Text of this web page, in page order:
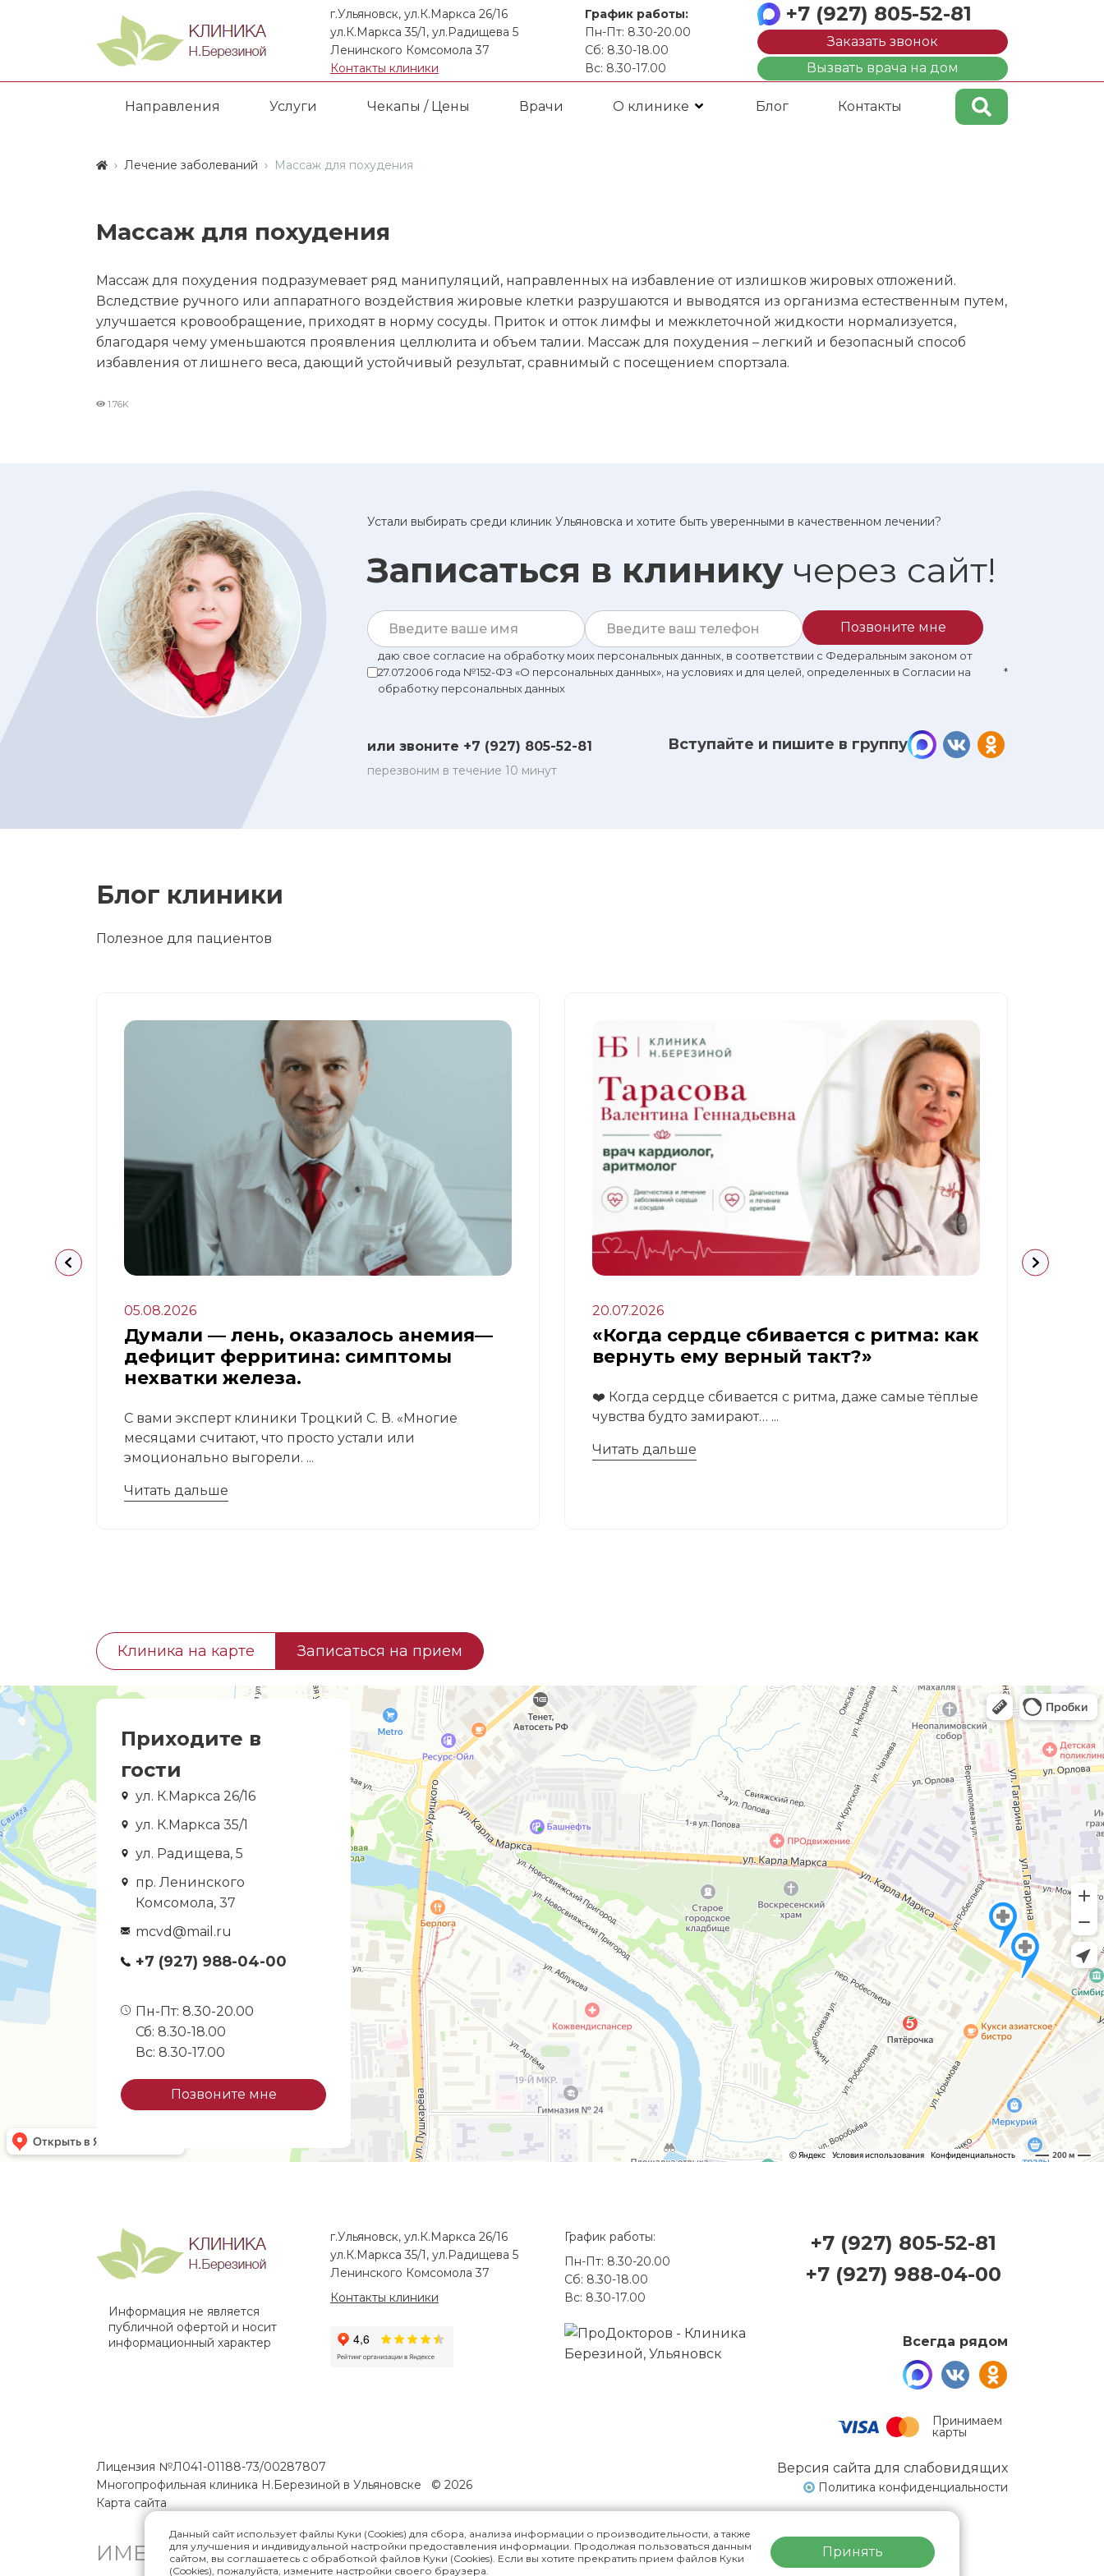
г.Ульяновск, ул.К.Маркса 26/16
ул.К.Маркса 35/1, ул.Радищева 5
Ленинского Комсомола 37
Контакты клиники
График работы:
Пн-Пт: 8.30-20.00
Сб: 8.30-18.00
Вс: 8.30-17.00
+7 (927) 805-52-81
Заказать звонок
Вызвать врача на дом
Направления Услуги Чекапы / Цены Врачи О клинике Блог Контакты
Лечение заболеваний Массаж для похудения
Массаж для похудения
Массаж для похудения подразумевает ряд манипуляций, направленных на избавление от излишков жировых отложений.
Вследствие ручного или аппаратного воздействия жировые клетки разрушаются и выводятся из организма естественным путем,
улучшается кровообращение, приходят в норму сосуды. Приток и отток лимфы и межклеточной жидкости нормализуется,
благодаря чему уменьшаются проявления целлюлита и объем талии. Массаж для похудения – легкий и безопасный способ
избавления от лишнего веса, дающий устойчивый результат, сравнимый с посещением спортзала.
1.76K
Устали выбирать среди клиник Ульяновска и хотите быть уверенными в качественном лечении?
Записаться в клинику через сайт!
даю свое согласие на обработку моих персональных данных, в соответствии с Федеральным законом от
27.07.2006 года №152-ФЗ «О персональных данных», на условиях и для целей, определенных в Согласии на
обработку персональных данных
*
Позвоните мне
или звоните +7 (927) 805-52-81
перезвоним в течение 10 минут
Вступайте и пишите в группу
Блог клиники
Полезное для пациентов
05.08.2026
Думали — лень, оказалось анемия—
дефицит ферритина: симптомы
нехватки железа.
С вами эксперт клиники Троцкий С. В. «Многие
месяцами считают, что просто устали или
эмоционально выгорели. ...
Читать дальше
20.07.2026
«Когда сердце сбивается с ритма: как
вернуть ему верный такт?»
❤️ Когда сердце сбивается с ритма, даже самые тёплые
чувства будто замирают… ...
Читать дальше
Клиника на карте Записаться на прием
Приходите в
гости
ул. К.Маркса 26/16
ул. К.Маркса 35/1
ул. Радищева, 5
пр. Ленинского
Комсомола, 37
mcvd@mail.ru
+7 (927) 988-04-00
Пн-Пт: 8.30-20.00
Сб: 8.30-18.00
Вс: 8.30-17.00
Позвоните мне
Информация не является
публичной офертой и носит
информационный характер
г.Ульяновск, ул.К.Маркса 26/16
ул.К.Маркса 35/1, ул.Радищева 5
Ленинского Комсомола 37
Контакты клиники
График работы:
Пн-Пт: 8.30-20.00
Сб: 8.30-18.00
Вс: 8.30-17.00
+7 (927) 805-52-81
+7 (927) 988-04-00
Всегда рядом
Принимаем
карты
Лицензия №Л041-01188-73/00287807
Многопрофильная клиника Н.Березиной в Ульяновске
© 2026
Карта сайта
Версия сайта для слабовидящих
Политика конфиденциальности
ИМЕЮТСЯ ПРОТИВОПОКАЗАНИЯ, НЕОБХОДИМА КОНСУЛЬТАЦИЯ
Данный сайт использует файлы Куки (Cookies) для сбора, анализа информации о производительности, а также
для улучшения и индивидуальной настройки предоставления информации. Продолжая пользоваться данным
сайтом, вы соглашаетесь с обработкой файлов Куки (Cookies). Если вы хотите прекратить прием файлов Куки
(Cookies), пожалуйста, измените настройки своего браузера.
Принять